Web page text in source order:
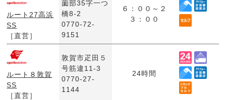
ルート27高浜
SS
［直営］
薗部35字一つ
橋8-2
0770-72-
9151
６：００～２
３：００
ルート８敦賀
SS
［直営］
敦賀市疋田５
号筋違11-3
0770-27-
1144
24時間